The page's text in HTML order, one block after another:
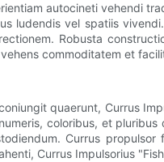
autocineti vehendi
vel spatiis
Robusta
commoditatem et
quaerunt, Currus
coloribus, et
Currus
Currus Impulsorius